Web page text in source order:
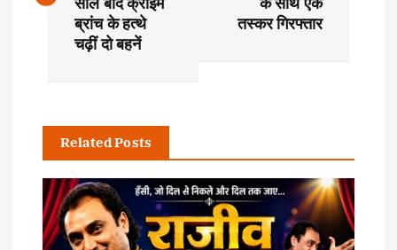
s
v
ब्रांच के हत्थे
चढ़ीं दो बहनें
तस्कर गिरफ्तार
Related Posts